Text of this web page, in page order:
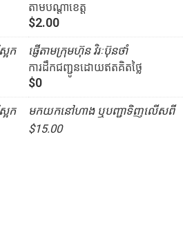
ែក
ែក
តាមបណ្ដាខេត្ត
$2.00
ផ្ញើតាមក្រុមហ៊ុន វិរៈប៊ុនថាំ
ការដឹកជញ្ជូនដោយឥតគិតថ្លៃ
$0
មកយកនៅហាង ឬបញ្ជាទិញលើសពី
$15.00